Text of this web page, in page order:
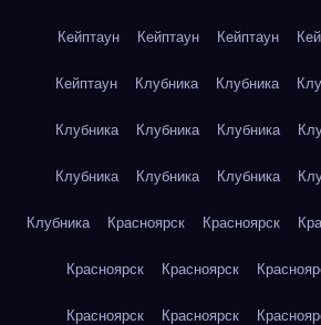
Кейптаун Кейптаун Кейптаун
Кейптаун Клубника Клубника
Клубника Клубника Клубника
Клубника Клубника Клубника
Клубника Красноярск Красноярск
Красноярск Красноярск
Красноярск Красноярск